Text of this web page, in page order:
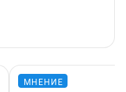
МНЕНИЕ